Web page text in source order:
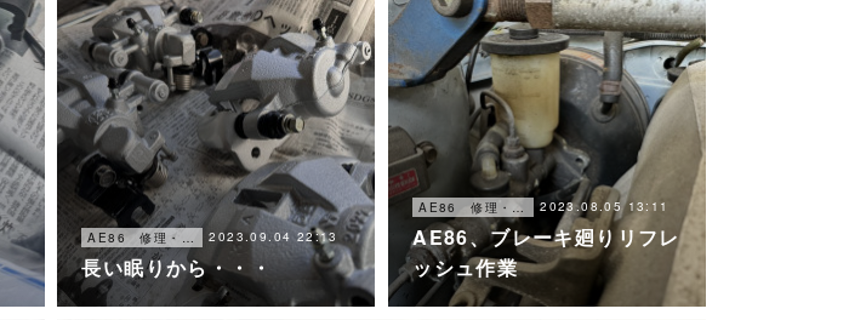
2023.09.04 22:13
長い眠りから・・・
AE86 修理・メンテナンス 2023.08.05 13:11
AE86、ブレーキ廻りリフレ
ッシュ作業